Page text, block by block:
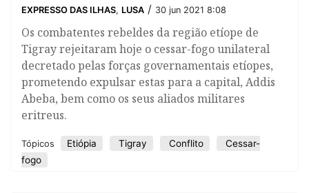
EXPRESSO DAS ILHAS, LUSA / 30 jun 2021 8:08
Os combatentes rebeldes da região etíope de
Tigray rejeitaram hoje o cessar-fogo unilateral
decretado pelas forças governamentais etíopes,
prometendo expulsar estas para a capital, Addis
Abeba, bem como os seus aliados militares
eritreus.
Tópicos Etiópia Tigray Conflito
Cessar-
fogo